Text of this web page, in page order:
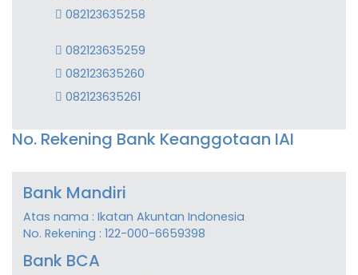
082123635258
082123635259
082123635260
082123635261
No. Rekening Bank Keanggotaan IAI
Bank Mandiri
Atas nama : Ikatan Akuntan Indonesia
No. Rekening : 122-000-6659398
Bank BCA